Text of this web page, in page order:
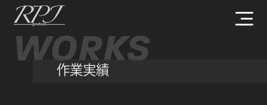
WORKS
作業実績